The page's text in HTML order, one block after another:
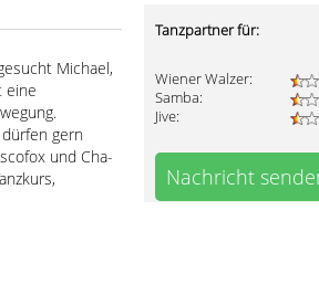
Michael,
eine
gern
und Cha-
Tanzpartner für:
Wiener Walzer:
Samba:
Jive:
Nachricht